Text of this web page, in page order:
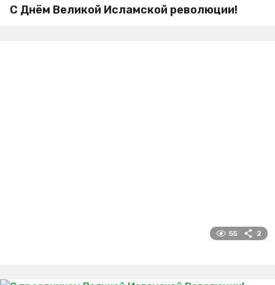
С Днём Великой Исламской революции!
55 2